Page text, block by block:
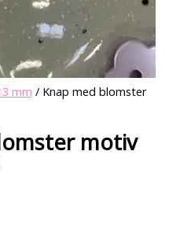
mm / Knap med blomster
motiv